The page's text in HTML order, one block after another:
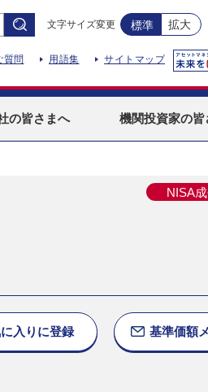
文字サイズ変更 標準 拡大
質問 用語集 サイトマップ
の皆さまへ 機関投資家の皆
NISA
入りに登録 基準価額